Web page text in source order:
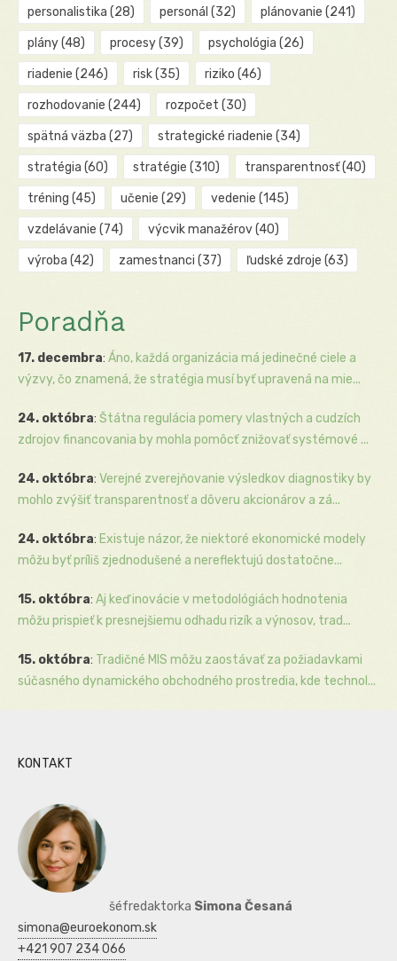
personalistika (28) personál (32) plánovanie (241)
plány(48) procesy(39) psychológia (26)
riadenie (246) risk(35) riziko (46)
rozhodovanie (244) rozpočet (30)
spätná väzba (27) strategické riadenie (34)
stratégia (60) stratégie (310) transparentnosť(40)
tréning (45) učenie (29) vedenie (145)
vzdelávanie (74) výcvik manažérov(40)
výroba (42) zamestnanci (37) ľudské zdroje (63)
Poradňa
17. decembra: Áno, každá organizácia má jedinečné ciele a
výzvy, čo znamená, že stratégia musí byť upravená na mie...
24. októbra: Štátna regulácia pomery vlastných a cudzích
zdrojov financovania by mohla pomôcť znižovať systémové ...
24. októbra: Verejné zverejňovanie výsledkov diagnostiky by
mohlo zvýšiť transparentnosť a dôveru akcionárov a zá...
24. októbra: Existuje názor, že niektoré ekonomické modely
môžu byť príliš zjednodušené a nereflektujú dostatočne...
15. októbra: Aj keď inovácie v metodológiách hodnotenia
môžu prispieť k presnejšiemu odhadu rizík a výnosov, trad...
15. októbra: Tradičné MIS môžu zaostávať za požiadavkami
súčasného dynamického obchodného prostredia, kde technol...
KONTAKT
šéfredaktorka Simona Česaná
simona@euroekonom.sk
+421 907 234 066